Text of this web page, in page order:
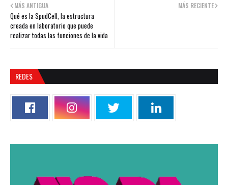
MÁS RECIENTE
MÁS ANTIGUA
Qué es la SpudCell, la estructura
creada en laboratorio que puede
realizar todas las funciones de la vida
REDES